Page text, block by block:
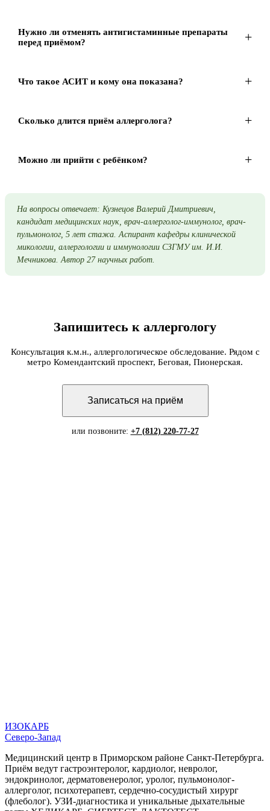
Нужно ли отменять антигистаминные препараты
перед приёмом?
Что такое АСИТ и кому она показана?
Сколько длится приём аллерголога?
Можно ли прийти с ребёнком?
На вопросы отвечает: Кузнецов Валерий Дмитриевич,
кандидат медицинских наук, врач-аллерголог-иммунолог, врач-
пульмонолог, 5 лет стажа. Аспирант кафедры клинической
микологии, аллергологии и иммунологии СЗГМУ им. И.И.
Мечникова. Автор 27 научных работ.
Запишитесь к аллергологу
Консультация к.м.н., аллергологическое обследование. Рядом с
метро Комендантский проспект, Беговая, Пионерская.
Записаться на приём
или позвоните: +7 (812) 220-77-27
ИЗОКАРБ
Северо-Запад
Медицинский центр в Приморском районе Санкт-Петербурга.
Приём ведут гастроэнтеролог, кардиолог, невролог,
эндокринолог, дерматовенеролог, уролог, пульмонолог-
аллерголог, психотерапевт, сердечно-сосудистый хирург
(флеболог). УЗИ-диагностика и уникальные дыхательные